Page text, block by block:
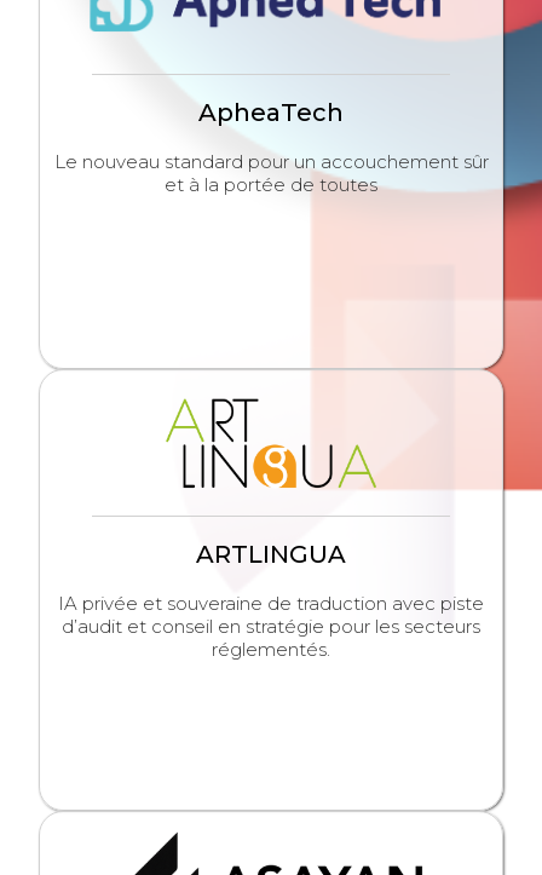
ApheaTech
Le nouveau standard pour un accouchement sûr
et à la portée de toutes
ARTLINGUA
IA privée et souveraine de traduction avec piste
d’audit et conseil en stratégie pour les secteurs
réglementés.